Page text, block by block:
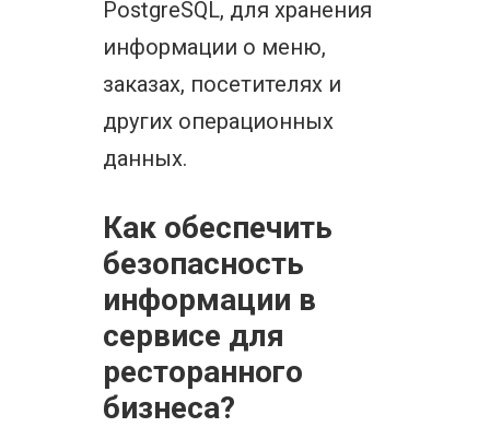
PostgreSQL, для хранения
информации о меню,
заказах, посетителях и
других операционных
данных.
Как обеспечить
безопасность
информации в
сервисе для
ресторанного
бизнеса?